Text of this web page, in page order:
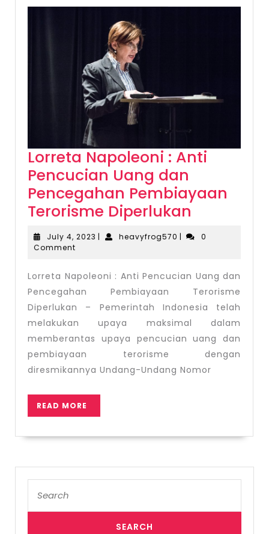
Lorreta Napoleoni : Anti
Pencucian Uang dan
Pencegahan Pembiayaan
Terorisme Diperlukan
Napoleoni
:
Uang
dan
Terorisme
July 4, 2023 July
| heavyfrog570 heavyfrog570
|
0
Comment
Lorreta Napoleoni : Anti Pencucian Uang dan
Pencegahan Pembiayaan Terorisme
Diperlukan – Pemerintah Indonesia telah
melakukan upaya maksimal dalam
memberantas upaya pencucian uang dan
pembiayaan terorisme dengan
diresmikannya Undang-Undang Nomor
READ MORE
MORE
for: